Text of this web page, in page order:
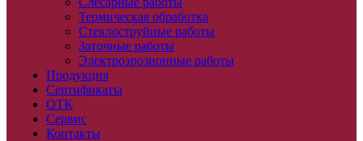
Термическая обработка
Стеклоструйные работы
Заточные работы
Электроэрозионные работы
Продукция
Сертификаты
ОТК
Сервис
Контакты